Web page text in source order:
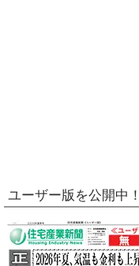
ユーザー版を公開中！